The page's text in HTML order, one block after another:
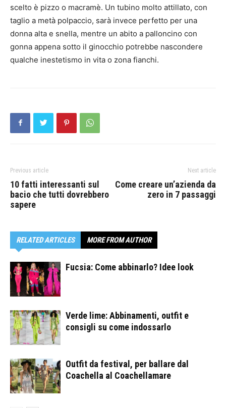
scelto è pizzo o macramè. Un tubino molto attillato, con
taglio a metà polpaccio, sarà invece perfetto per una
donna alta e snella, mentre un abito a palloncino con
gonna appena sotto il ginocchio potrebbe nascondere
qualche inestetismo in vita o zona fianchi.
Previous article
10 fatti interessanti sul
bacio che tutti dovrebbero
sapere
Next article
Come creare un’azienda da
zero in 7 passaggi
RELATED ARTICLES MORE FROM AUTHOR
Fucsia: Come abbinarlo? Idee look
Verde lime: Abbinamenti, outfit e
consigli su come indossarlo
Outfit da festival, per ballare dal
Coachella al Coachellamare